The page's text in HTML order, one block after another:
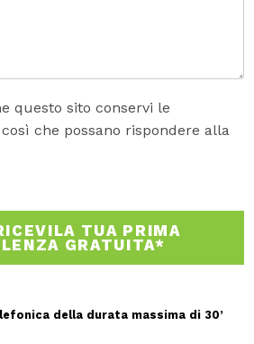
questo sito conservi le
che possano rispondere alla
TUA PRIMA
GRATUITA*
della durata massima di 30’